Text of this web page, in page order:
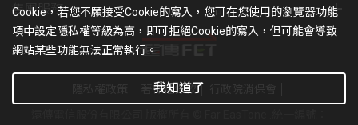
集團服務
著作權條款
Cookie，若您不願接受Cookie的寫入，您可在您使用的瀏覽器功能
項中設定隱私權等級為高，即可拒絕Cookie的寫入，但可能會導致
網站某些功能無法正常執行。
我知道了